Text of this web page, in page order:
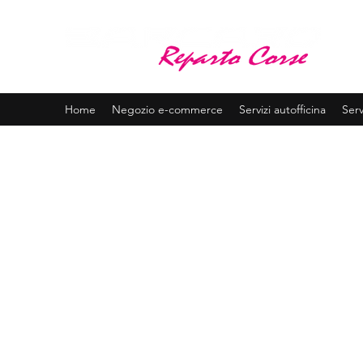
Home Negozio e-commerce Servizi autofficina